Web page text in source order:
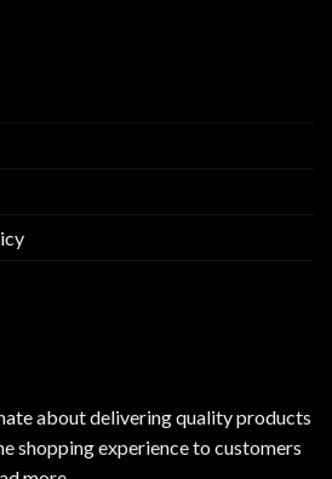
about delivering quality products
shopping experience to customers